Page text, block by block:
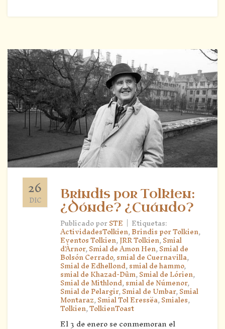
26
DIC
Brindis por Tolkien:
¿Dónde? ¿Cuándo?
Publicado porSTE | Etiquetas:
ActividadesTolkien,Brindis por Tolkien,
Eventos Tolkien,JRR Tolkien,Smial
d'Àrnor,Smial de Amon Hen,Smial de
Bolsón Cerrado,smial de Cuernavilla,
Smial de Edhellond,smial de hammo,
smial de Khazad-Dûm,Smial de Lórien,
Smial de Mithlond,smial de Númenor,
Smial de Pelargir,Smial de Umbar,Smial
Montaraz,Smial Tol Eressëa,Smiales,
Tolkien,TolkienToast
El 3 de enero se conmemoran el